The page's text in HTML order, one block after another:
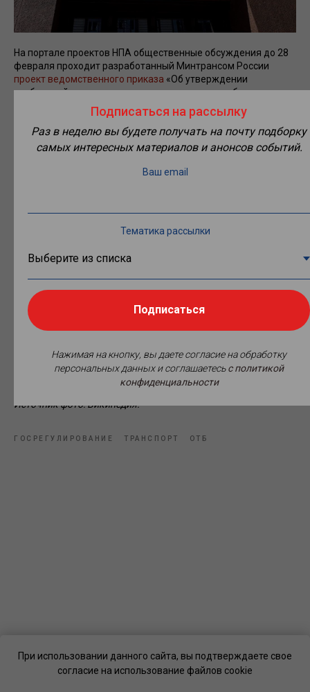
При использовании данного сайта, вы подтверждаете свое
согласие на использование файлов cookie
На портале проектов НПА общественные обсуждения до 28
февраля проходит разработанный Минтрансом России
проект ведомственного приказа «Об утверждении
требований к знаниям, умениям, навыкам сил обеспечения
транспортной безопасности, личностным
(психофизиологическим) качествам, уровню физической
подготовки отдельных категорий сил обеспечения
транспортной безопасности».
Новый документ аккумулирует содержание трех
утратят силу с 1 сентября текущего года.
Проект приказа включает в себя три приложения:
обеспечения транспортной безопасности;
требования к личностным (психофизиологическим)
качествам отдельных категорий сил обеспечения
транспортной безопасности;
требования к уровню физической подготовки отдельных
категорий сил обеспечения транспортной безопасности.
Источник фото: Википедия.
ГОСРЕГУЛИРОВАНИЕ ТРАНСПОРТ ОТБ
Подписаться на рассылку
Раз в неделю вы будете получать на почту подборку
самых интересных материалов и анонсов событий.
Ваш email
Тематика рассылки
Подписаться
Нажимая на кнопку, вы даете согласие на обработку
персональных данных и соглашаетесьc политикой
конфиденциальности